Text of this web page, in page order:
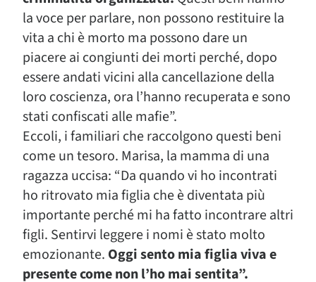
la voce per parlare, non possono restituire la
vita a chi è morto ma possono dare un
piacere ai congiunti dei morti perché, dopo
essere andati vicini alla cancellazione della
loro coscienza, ora l’hanno recuperata e sono
stati confiscati alle mafie”.
Eccoli, i familiari che raccolgono questi beni
come un tesoro. Marisa, la mamma di una
ragazza uccisa: “Da quando vi ho incontrati
ho ritrovato mia figlia che è diventata più
importante perché mi ha fatto incontrare altri
figli. Sentirvi leggere i nomi è stato molto
emozionante. Oggi sento mia figlia viva e
presente come non l’ho mai sentita”.